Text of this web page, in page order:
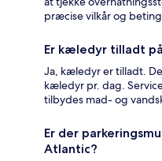
præcise vilkår og
Er kæledyr tilladt
Ja, kæledyr er tilladt.
kæledyr pr. dag.
tilbydes mad- og
Er der
Atlantic?